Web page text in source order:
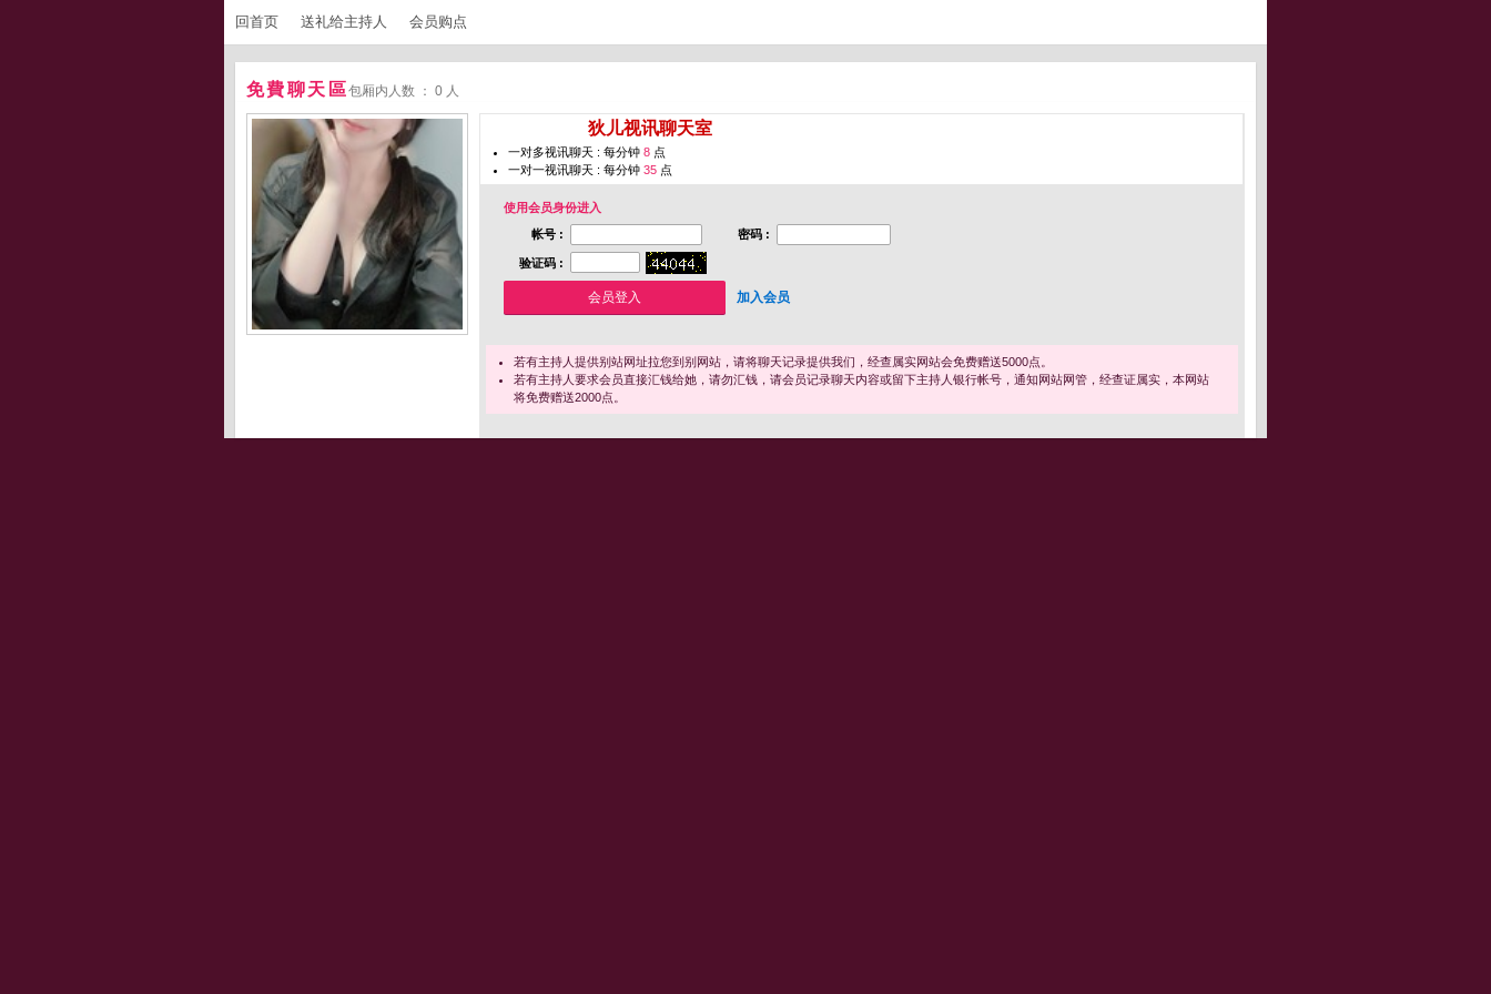
回首页 送礼给主持人 会员购点
免費聊天區包厢内人数 ： 0 人
狄儿视讯聊天室
一对多视讯聊天 : 每分钟 8 点
一对一视讯聊天 : 每分钟 35 点
使用会员身份进入
帐号 :
密码 :
验证码 :
加入会员
若有主持人提供别站网址拉您到别网站，请将聊天记录提供我们，经查属实网站会免费赠送5000点。
若有主持人要求会员直接汇钱给她，请勿汇钱，请会员记录聊天内容或留下主持人银行帐号，通知网站网管，经查证属实，本网站
将免费赠送2000点。